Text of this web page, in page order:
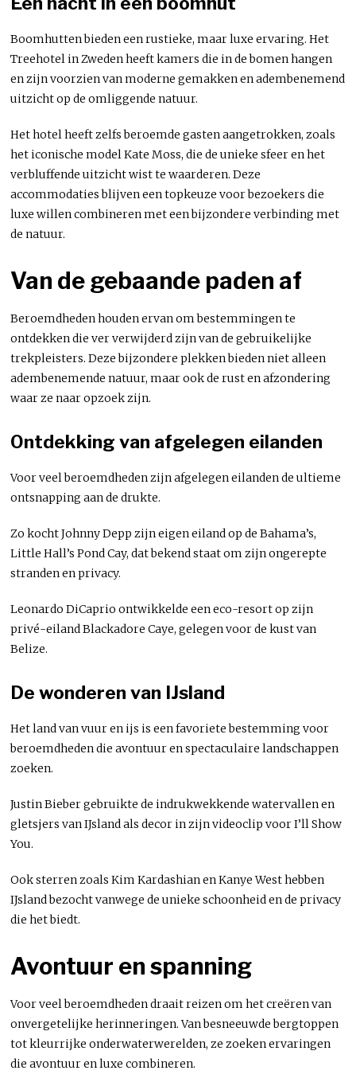
Boomhutten bieden een rustieke, maar luxe ervaring. Het
Treehotel in Zweden heeft kamers die in de bomen hangen
en zijn voorzien van moderne gemakken en adembenemend
uitzicht op de omliggende natuur.
Het hotel heeft zelfs beroemde gasten aangetrokken, zoals
het iconische model Kate Moss, die de unieke sfeer en het
verbluffende uitzicht wist te waarderen. Deze
accommodaties blijven een topkeuze voor bezoekers die
luxe willen combineren met een bijzondere verbinding met
de natuur.
Van de gebaande paden af
Beroemdheden houden ervan om bestemmingen te
ontdekken die ver verwijderd zijn van de gebruikelijke
trekpleisters. Deze bijzondere plekken bieden niet alleen
adembenemende natuur, maar ook de rust en afzondering
waar ze naar opzoek zijn.
Ontdekking van afgelegen eilanden
Voor veel beroemdheden zijn afgelegen eilanden de ultieme
ontsnapping aan de drukte.
Zo kocht Johnny Depp zijn eigen eiland op de Bahama’s,
Little Hall’s Pond Cay, dat bekend staat om zijn ongerepte
stranden en privacy.
Leonardo DiCaprio ontwikkelde een eco-resort op zijn
privé-eiland Blackadore Caye, gelegen voor de kust van
Belize.
De wonderen van IJsland
Het land van vuur en ijs is een favoriete bestemming voor
beroemdheden die avontuur en spectaculaire landschappen
zoeken.
Justin Bieber gebruikte de indrukwekkende watervallen en
gletsjers van IJsland als decor in zijn videoclip voor I’ll Show
You.
Ook sterren zoals Kim Kardashian en Kanye West hebben
IJsland bezocht vanwege de unieke schoonheid en de privacy
die het biedt.
Avontuur en spanning
Voor veel beroemdheden draait reizen om het creëren van
onvergetelijke herinneringen. Van besneeuwde bergtoppen
tot kleurrijke onderwaterwerelden, ze zoeken ervaringen
die avontuur en luxe combineren.